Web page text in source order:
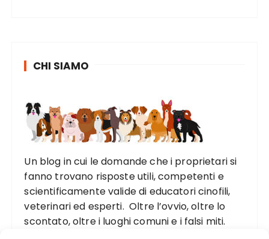
CHI SIAMO
Un blog in cui le domande che i proprietari si
fanno trovano risposte utili, competenti e
scientificamente valide di educatori cinofili,
veterinari ed esperti. Oltre l’ovvio, oltre lo
scontato, oltre i luoghi comuni e i falsi miti.